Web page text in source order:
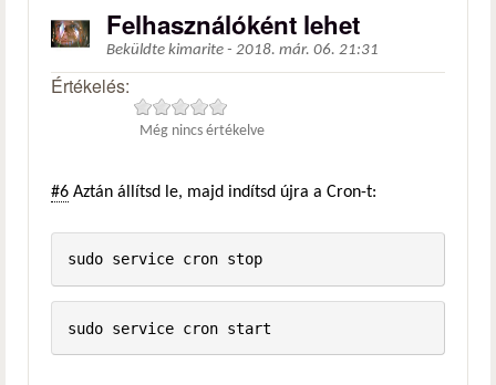
Felhasználóként lehet
Beküldte kimarite - 2018. már. 06. 21:31
Értékelés:
Még nincs értékelve
#6 Aztán állítsd le, majd indítsd újra a Cron-t:
sudo service cron stop